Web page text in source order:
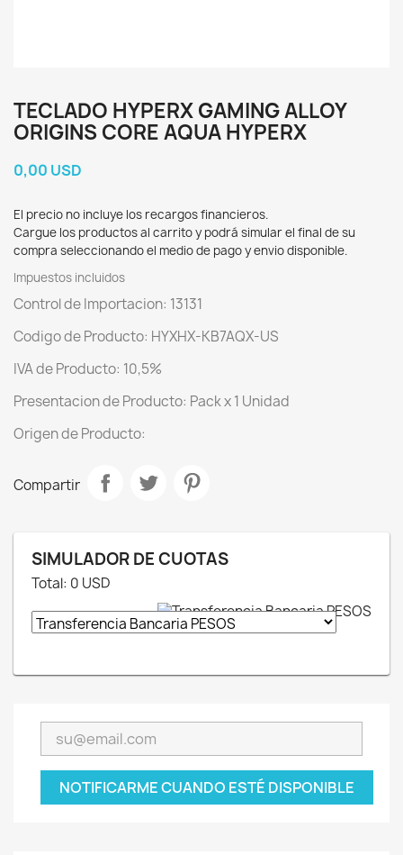
TECLADO HYPERX GAMING ALLOY
ORIGINS CORE AQUA HYPERX
0,00 USD
El precio no incluye los recargos financieros.
Cargue los productos al carrito y podrá simular el final de su
compra seleccionando el medio de pago y envio disponible.
Impuestos incluidos
Control de Importacion: 13131
Codigo de Producto: HYXHX-KB7AQX-US
IVA de Producto: 10,5%
Presentacion de Producto: Pack x 1 Unidad
Origen de Producto:
Compartir
SIMULADOR DE CUOTAS
Total: 0 USD
NOTIFICARME CUANDO ESTÉ DISPONIBLE